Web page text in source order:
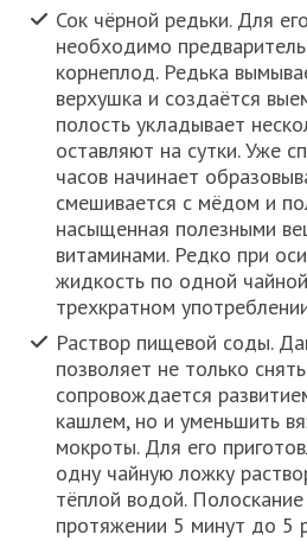
Сок чёрной редьки. Для
необходимо
корнеплод. Редька
верхушка и создаётся
полость укладывает
оставляют на сутки. Уже
часов начинает
смешивается с мёдом и
насыщенная полезными
витаминами. Редко при
жидкость по одной
трехкратном
Раствор пищевой соды.
позволяет не только
сопровождается
кашлем, но и уменьшить
мокроты. Для его
одну чайную ложку
тёплой водой.
протяжении 5 минут до 5